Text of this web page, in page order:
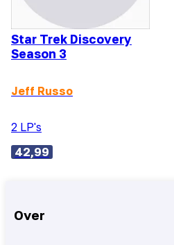
Star Trek Discovery
Season 3
Jeff Russo
2 LP's
42,99
Over